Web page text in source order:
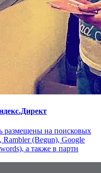
размещены на поисковых
(Begun), Google
а также в партн